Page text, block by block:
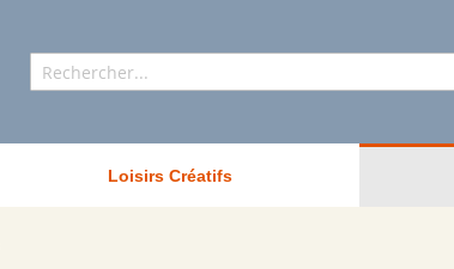
Loisirs Créatifs